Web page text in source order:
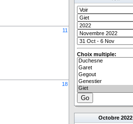
11
18
Choix multiple:
Octobre 2022